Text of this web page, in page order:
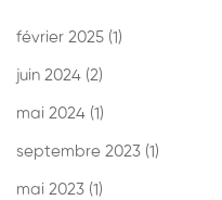
février 2025 (1)
juin 2024 (2)
mai 2024 (1)
septembre 2023 (1)
mai 2023 (1)